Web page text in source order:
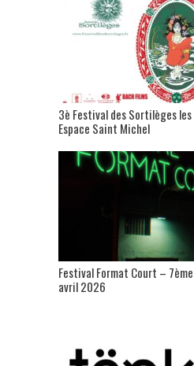
3è Festival des Sortilèges
Espace Saint Michel
Festival Format Court –
avril 2026